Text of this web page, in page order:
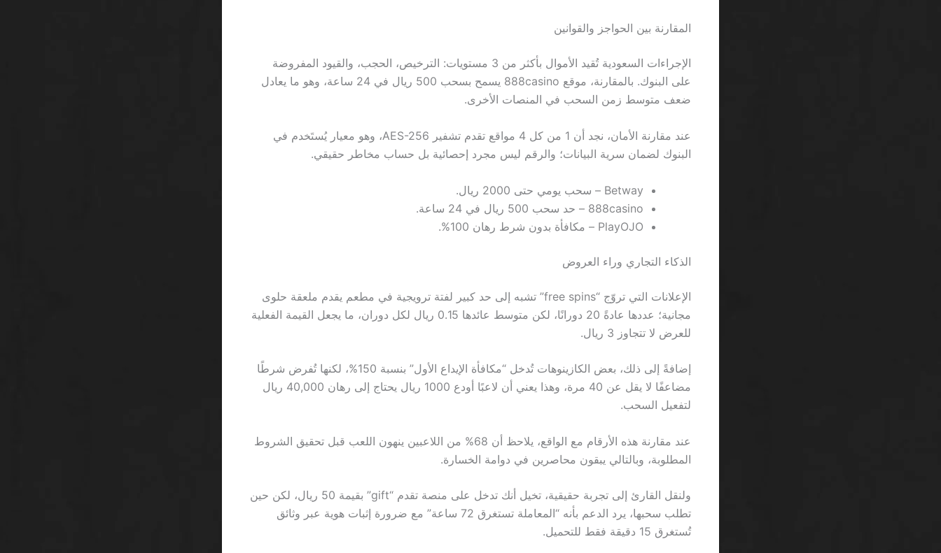
المقارنة بين الحواجز والقوانين
الإجراءات السعودية تُقيد الأموال بأكثر من 3 مستويات: الترخيص، الحجب، والقيود المفروضة
على البنوك. بالمقارنة، موقع 888casino يسمح بسحب 500 ريال في 24 ساعة، وهو ما يعادل
ضعف متوسط زمن السحب في المنصات الأخرى.
عند مقارنة الأمان، نجد أن 1 من كل 4 مواقع تقدم تشفير AES-256، وهو معيار يُستَخدم في
البنوك لضمان سرية البيانات؛ والرقم ليس مجرد إحصائية بل حساب مخاطر حقيقي.
Betway – سحب يومي حتى 2000 ريال.
888casino – حد سحب 500 ريال في 24 ساعة.
PlayOJO – مكافأة بدون شرط رهان 100%.
الذكاء التجاري وراء العروض
الإعلانات التي تروّج “free spins” تشبه إلى حد كبير لفتة ترويجية في مطعم يقدم ملعقة حلوى
مجانية؛ عددها عادةً 20 دورانًا، لكن متوسط عائدها 0.15 ريال لكل دوران، ما يجعل القيمة الفعلية
للعرض لا تتجاوز 3 ريال.
إضافةً إلى ذلك، بعض الكازينوهات تُدخل “مكافأة الإيداع الأول” بنسبة 150%، لكنها تُفرض شرطًا
مضاعفًا لا يقل عن 40 مرة، وهذا يعني أن لاعبًا أودع 1000 ريال يحتاج إلى رهان 40,000 ريال
لتفعيل السحب.
عند مقارنة هذه الأرقام مع الواقع، يلاحظ أن 68% من اللاعبين ينهون اللعب قبل تحقيق الشروط
المطلوبة، وبالتالي يبقون محاصرين في دوامة الخسارة.
ولنقل القارئ إلى تجربة حقيقية، تخيل أنك تدخل على منصة تقدم “gift” بقيمة 50 ريال، لكن حين
تطلب سحبها، يرد الدعم بأنه “المعاملة تستغرق 72 ساعة” مع ضرورة إثبات هوية عبر وثائق
تُستغرق 15 دقيقة فقط للتحميل.